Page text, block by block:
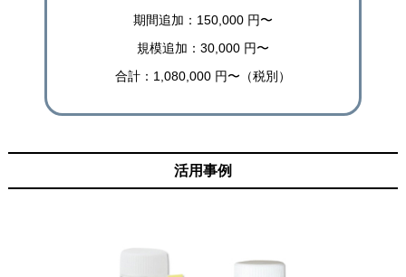
期間追加：150,000 円〜
規模追加：30,000 円〜
合計：1,080,000 円〜（税別）
活用事例